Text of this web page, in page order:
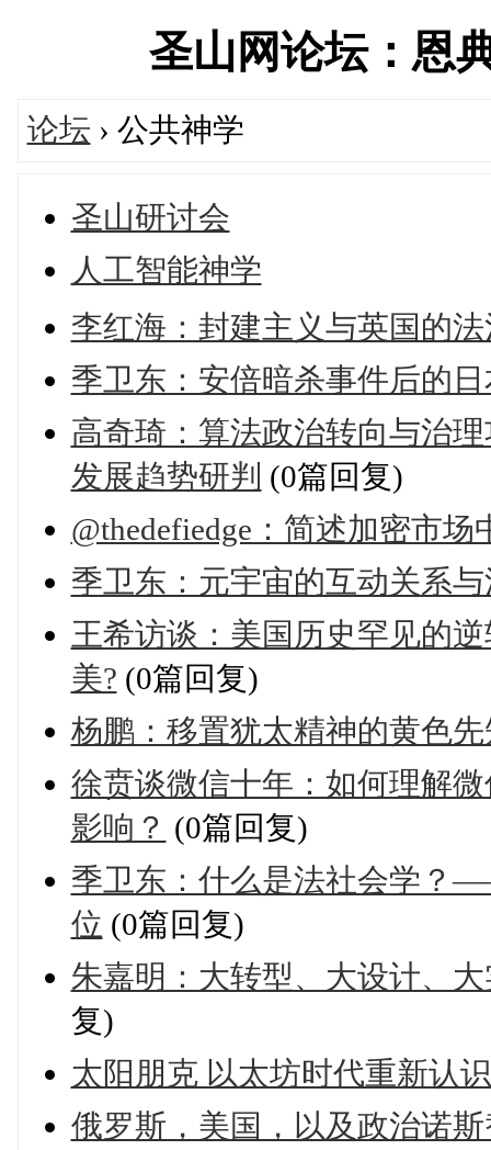
圣山网论坛：恩
论坛 › 公共神学
圣山研讨会
人工智能神学
李红海：封建主义与英国的
季卫东：安倍暗杀事件后的
高奇琦：算法政治转向与治
发展趋势研判 (0篇回复)
@thedefiedge：简述加密市
季卫东：元宇宙的互动关系
王希访谈：美国历史罕见的
美? (0篇回复)
杨鹏：移置犹太精神的黄色
徐贲谈微信十年：如何理解
影响？ (0篇回复)
季卫东：什么是法社会学？
位 (0篇回复)
朱嘉明：大转型、大设计、
复)
太阳朋克 以太坊时代重新认
俄罗斯，美国，以及政治诺